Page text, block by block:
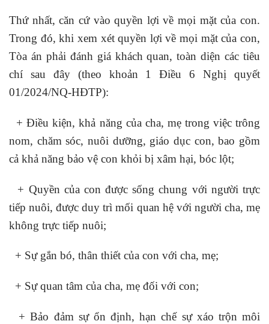
Thứ nhất, căn cứ vào quyền lợi về mọi mặt của con.
Trong đó, khi xem xét quyền lợi về mọi mặt của con,
Tòa án phải đánh giá khách quan, toàn diện các tiêu
chí sau đây (theo khoản 1 Điều 6 Nghị quyết
01/2024/NQ-HĐTP):
+ Điều kiện, khả năng của cha, mẹ trong việc trông
nom, chăm sóc, nuôi dưỡng, giáo dục con, bao gồm
cả khả năng bảo vệ con khỏi bị xâm hại, bóc lột;
+ Quyền của con được sống chung với người trực
tiếp nuôi, được duy trì mối quan hệ với người cha, mẹ
không trực tiếp nuôi;
+ Sự gắn bó, thân thiết của con với cha, mẹ;
+ Sự quan tâm của cha, mẹ đối với con;
+ Bảo đảm sự ổn định, hạn chế sự xáo trộn môi